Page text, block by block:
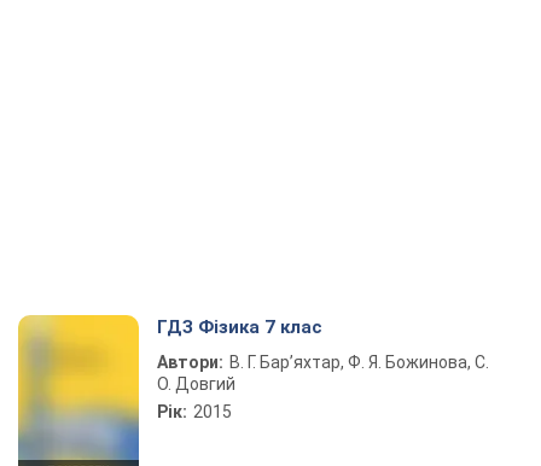
ГДЗ Фізика 7 клас
Автори: В. Г. Бар’яхтар, Ф. Я. Божинова, С.
О. Довгий
Рік: 2015